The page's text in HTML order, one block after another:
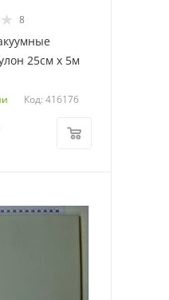
8
25см х 5м
Код: 416176